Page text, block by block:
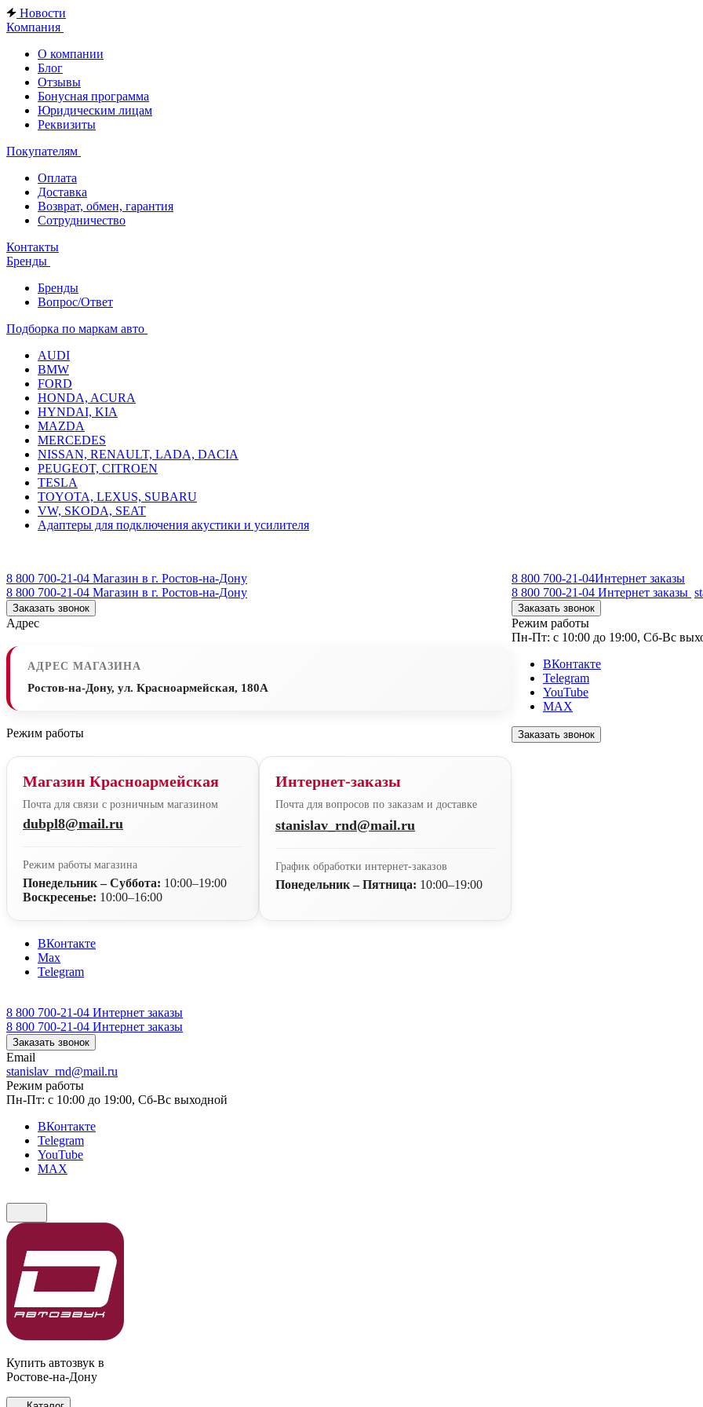
Новости
Компания
О компании
Блог
Отзывы
Бонусная программа
Юридическим лицам
Реквизиты
Покупателям
Оплата
Доставка
Возврат, обмен, гарантия
Сотрудничество
Контакты
Бренды
Бренды
Вопрос/Ответ
Подборка по маркам авто
AUDI
BMW
FORD
HONDA, ACURA
HYNDAI, KIA
MAZDA
MERCEDES
NISSAN, RENAULT, LADA, DACIA
PEUGEOT, CITROEN
TESLA
TOYOTA, LEXUS, SUBARU
VW, SKODA, SEAT
Адаптеры для подключения акустики и усилителя
8 800 700-21-04 Магазин в г. Ростов-на-Дону
8 800 700-21-04 Магазин в г. Ростов-на-Дону
Заказать звонок
Адрес
АДРЕС МАГАЗИНА
Ростов-на-Дону, ул. Красноармейская, 180А
Режим работы
Магазин Красноармейская
Почта для связи с розничным магазином
dubpl8@mail.ru
Режим работы магазина
Понедельник – Суббота: 10:00–19:00
Воскресенье: 10:00–16:00
Интернет-заказы
Почта для вопросов по заказам и доставке
stanislav_rnd@mail.ru
График обработки интернет-заказов
Понедельник – Пятница: 10:00–19:00
ВКонтакте
Max
Telegram
8 800 700-21-04 Интернет заказы
8 800 700-21-04 Интернет заказы
Заказать звонок
Email
stanislav_rnd@mail.ru
Режим работы
Пн-Пт: с 10:00 до 19:00, Сб-Вс выходной
ВКонтакте
Telegram
YouTube
MAX
8 800 700-21-04Интернет заказы
8 800 700-21-04 Интернет заказы
Заказать звонок
Режим работы
Пн-Пт: с 10:00 до 19:00, Сб-Вс
ВКонтакте
Telegram
YouTube
MAX
Заказать звонок
Купить автозвук в
Ростове-на-Дону